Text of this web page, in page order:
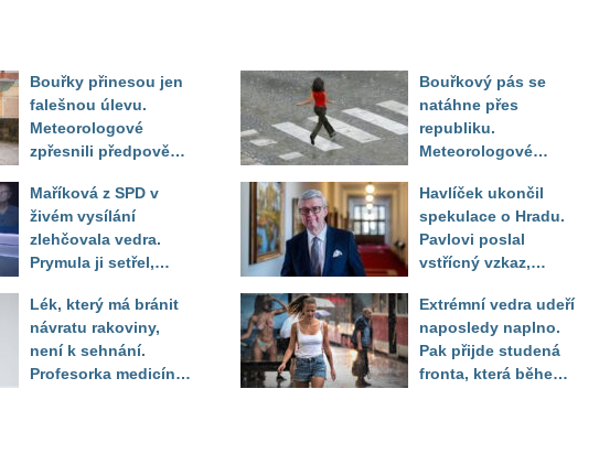
Bouřky přinesou jen
falešnou úlevu.
Meteorologové
zpřesnili předpověď
horkého počasí
Maříková z SPD v
živém vysílání
zlehčovala vedra.
Prymula ji setřel,
číslo
Lék, který má bránit
návratu rakoviny,
není k sehnání.
Profesorka medicíny
Bouřkový pás se
natáhne přes
republiku.
Meteorologové
výstrahou, kde hrozí
kroupy a prudký vítr
Havlíček ukončil
spekulace o Hradu.
Pavlovi poslal
vstřícný vzkaz,
setřel
Extrémní vedra udeří
naposledy naplno.
Pak přijde studená
fronta, která během